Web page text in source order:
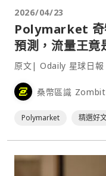
2026/04/23
Polymarket 奇
預測，流量王
原文| Odaily 星球日
桑幣區識 Zombit
Polymarket 精選好